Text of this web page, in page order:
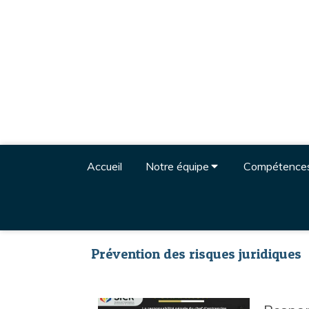
Accueil Notre équipe
Prévention des risques juridiques